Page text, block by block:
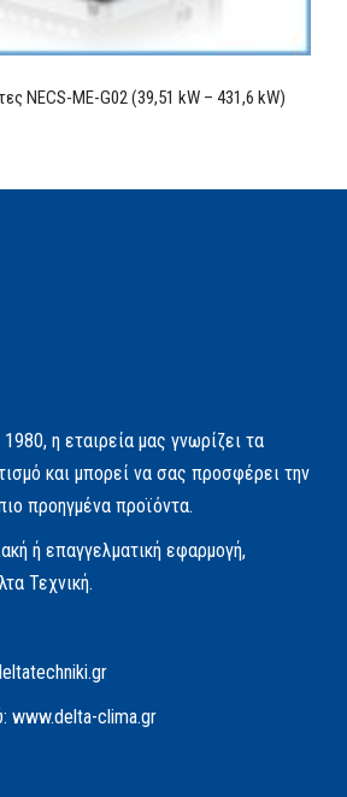
NECS-ME-G02 (39,51 kW – 431,6 kW)
η εταιρεία μας γνωρίζει τα
και μπορεί να σας προσφέρει την
προηγμένα προϊόντα.
ή επαγγελματική εφαρμογή,
Τεχνική.
www.delta-clima.gr